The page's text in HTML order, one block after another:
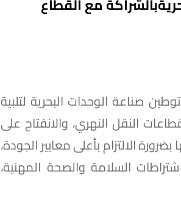
صناعة الوحدات البحرية لتلبية
النقل النهري، والانفتاح على
الالتزام بأعلى معايير الجودة،
السلامة والصحة المهنية،